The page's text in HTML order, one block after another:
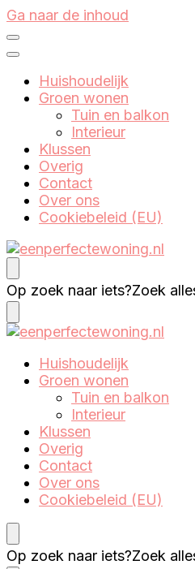
Ga naar de inhoud
Huishoudelijk
Groen wonen
Tuin en balkon
Interieur
Klussen
Overig
Contact
Over ons
Cookiebeleid (EU)
Eenperfectewoning.nl
We brengen jouw
Op zoek naar iets?Zoek
Eenperfectewoning.nl
We brengen jouw
Huishoudelijk
Groen wonen
Tuin en balkon
Interieur
Klussen
Overig
Contact
Over ons
Cookiebeleid (EU)
Op zoek naar iets?Zoek